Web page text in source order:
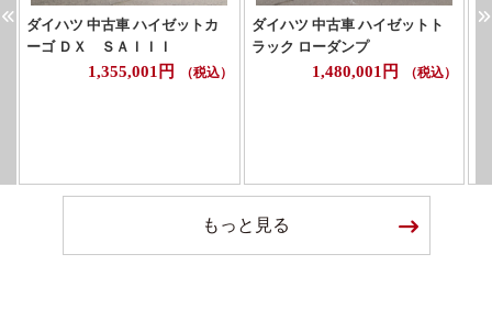
ダイハツ 中古車 ハイゼットカ
ーゴ ＤＸ ＳＡＩＩＩ
1,355,001円 （税込）
ダイハツ 中古車 ハイゼットト
ラック ローダンプ
1,480,001円 （税込）
もっと見る